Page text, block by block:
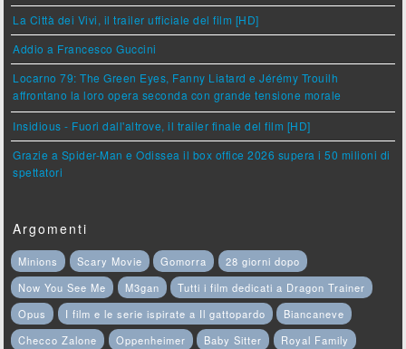
La Città dei Vivi, il trailer ufficiale del film [HD]
Addio a Francesco Guccini
Locarno 79: The Green Eyes, Fanny Liatard e Jérémy Trouilh
affrontano la loro opera seconda con grande tensione morale
Insidious - Fuori dall'altrove, il trailer finale del film [HD]
Grazie a Spider-Man e Odissea il box office 2026 supera i 50 milioni di
spettatori
Argomenti
Minions Scary Movie Gomorra
28 giorni dopo
Now You See Me
M3gan
Tutti i film dedicati a Dragon Trainer
Opus
I film e le serie ispirate a Il gattopardo
Biancaneve
Checco Zalone
Oppenheimer Baby Sitter
Royal Family